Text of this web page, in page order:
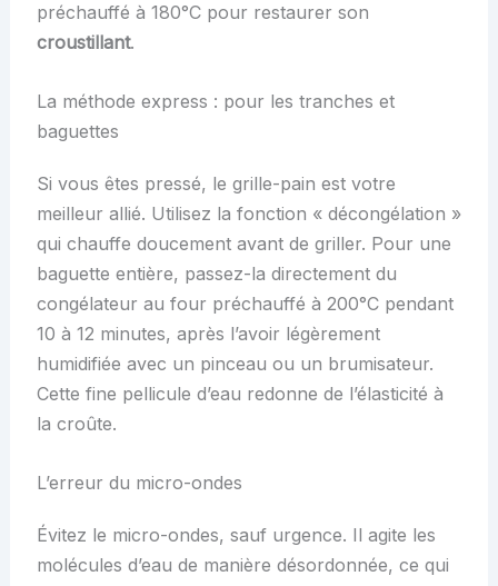
préchauffé à 180°C pour restaurer son
croustillant.
La méthode express : pour les tranches et
baguettes
Si vous êtes pressé, le grille-pain est votre
meilleur allié. Utilisez la fonction « décongélation »
qui chauffe doucement avant de griller. Pour une
baguette entière, passez-la directement du
congélateur au four préchauffé à 200°C pendant
10 à 12 minutes, après l’avoir légèrement
humidifiée avec un pinceau ou un brumisateur.
Cette fine pellicule d’eau redonne de l’élasticité à
la croûte.
L’erreur du micro-ondes
Évitez le micro-ondes, sauf urgence. Il agite les
molécules d’eau de manière désordonnée, ce qui